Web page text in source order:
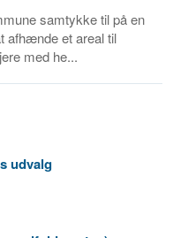
samtykke til på en
afhænde et areal til
med he...
udvalg